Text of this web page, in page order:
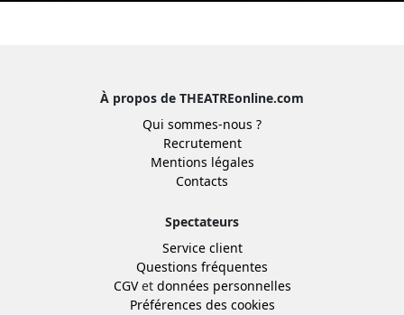
À propos de THEATREonline.com
Qui sommes-nous ?
Recrutement
Mentions légales
Contacts
Spectateurs
Service client
Questions fréquentes
CGVet données personnelles
Préférences des cookies